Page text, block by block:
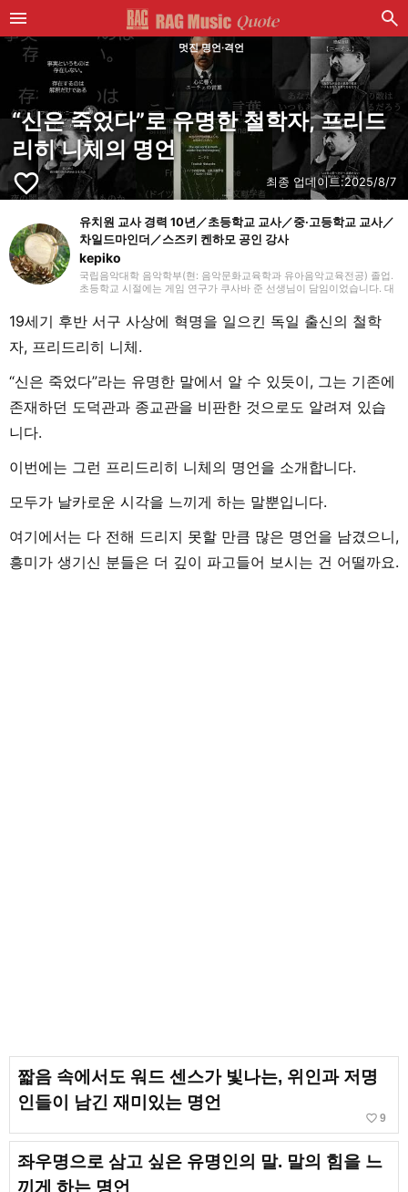
멋진 명언·격언
“신은 죽었다”로 유명한 철학자, 프리드
리히 니체의 명언
favorite_border 최종 업데이트:2025/8/7
유치원 교사 경력 10년／초등학교 교사／중·고등학교 교사／
차일드마인더／스즈키 켄하모 공인 강사
kepiko
국립음악대학 음악학부(현: 음악문화교육학과 유아음악교육전공) 졸업.
초등학교 시절에는 게임 연구가 쿠사바 준 선생님이 담임이었습니다. 대
뒤, 싱가포르의 국제학교에서 음악 교사로 부임. 음악 교육뿐만 아니라
일본 문화와 전승 놀이, 레크리에이션 등을 전하는 활동도 하며 많은 아
이들과 교류해 왔습니다. 그 후 쇼가쿠칸에서 프리랜서 라이터, 기획, 편
집 일을 통해 즐거운 어른들과의 만남을 거치며 전달하는 것의 즐거움을
웃풋을 소중히 하며 음악과 아이들과 관련된 분야를 중심으로 실천에 도
움이 되는 정보를 전해드립니다. 취미는 악기, 노래, 수공예, 장난감, 그림
그리기, 전승 놀이, 아웃도어, 책, 공작, 크래프트. 특기는 팽이 기술.
19세기 후반 서구 사상에 혁명을 일으킨 독일 출신의 철학
자, 프리드리히 니체.
“신은 죽었다”라는 유명한 말에서 알 수 있듯이, 그는 기존에
존재하던 도덕관과 종교관을 비판한 것으로도 알려져 있습
니다.
이번에는 그런 프리드리히 니체의 명언을 소개합니다.
모두가 날카로운 시각을 느끼게 하는 말뿐입니다.
여기에서는 다 전해 드리지 못할 만큼 많은 명언을 남겼으니,
흥미가 생기신 분들은 더 깊이 파고들어 보시는 건 어떨까요.
짧음 속에서도 워드 센스가 빛나는, 위인과 저명
인들이 남긴 재미있는 명언
favorite_border 9
좌우명으로 삼고 싶은 유명인의 말. 말의 힘을 느
끼게 하는 명언